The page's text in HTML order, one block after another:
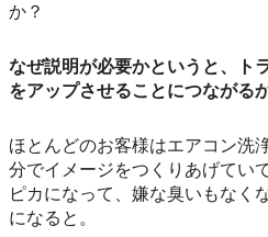
か？
なぜ説明が必要かというと、ト
をアップさせることにつながる
ほとんどのお客様はエアコン洗
分でイメージをつくりあげてい
ピカになって、嫌な臭いもなく
になると。